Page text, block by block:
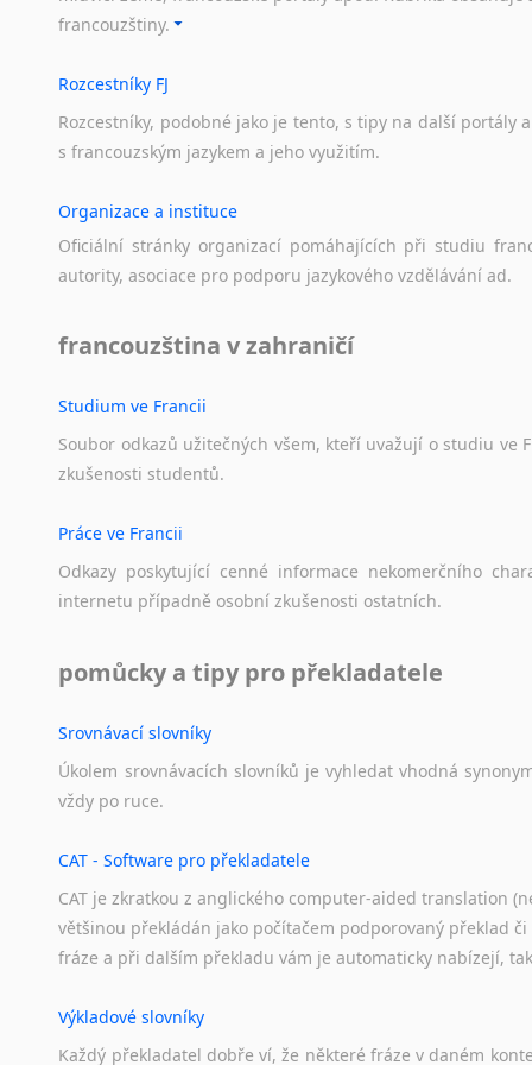
Amharština
Arabština
Aramejština
Avarština
Azerbajdžánština
Barmština
Baskičtina
Bengálština
Bulharština
Burjatština
Čagatajské jazyky
Černohorština
Dánština
Darí
Estonština
Faerština
Fidžijština
Finština
Fulbština
Gruzínština
Hebrejština
Hindština
Chorvatština
Irština
Finština
jazyků.
francouzštiny.
Rozcestníky FJ
Rozcestníky, podobné jako je tento, s tipy na další portály a
s francouzským jazykem a jeho využitím.
Organizace a instituce
Oficiální stránky organizací pomáhajících při studiu
autority, asociace pro podporu jazykového vzdělávání ad.
francouzština v zahraničí
Studium ve Francii
Soubor odkazů užitečných všem, kteří uvažují o studiu ve
zkušenosti studentů.
Práce ve Francii
Odkazy poskytující cenné informace nekomerčního
internetu případně osobní zkušenosti ostatních.
pomůcky a tipy pro překladatele
Srovnávací slovníky
Úkolem srovnávacích slovníků je vyhledat vhodná
vždy po ruce.
CAT - Software pro překladatele
CAT je zkratkou z anglického computer-aided translation
většinou překládán jako počítačem podporovaný překlad
fráze a při dalším překladu vám je automaticky nabízejí,
Výkladové slovníky
Každý překladatel dobře ví, že některé fráze v daném